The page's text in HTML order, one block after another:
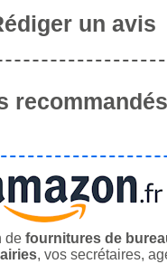
un avis
de fournitures de
, vos secrétaires,